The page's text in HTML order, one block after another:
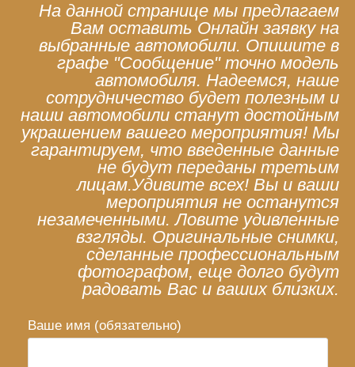
На данной странице мы предлагаем
Вам оставить Онлайн заявку на
выбранные автомобили. Опишите в
графе "Сообщение" точно модель
автомобиля. Надеемся, наше
сотрудничество будет полезным и
наши автомобили станут достойным
украшением вашего мероприятия! Мы
гарантируем, что введенные данные
не будут переданы третьим
лицам.Удивите всех! Вы и ваши
мероприятия не останутся
незамеченными. Ловите удивленные
взгляды. Оригинальные снимки,
сделанные профессиональным
фотографом, еще долго будут
радовать Вас и ваших близких.
Ваше имя (обязательно)